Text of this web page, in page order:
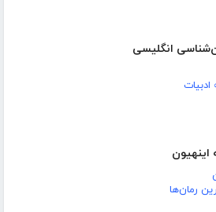
انگلیسی
رمان‌ها